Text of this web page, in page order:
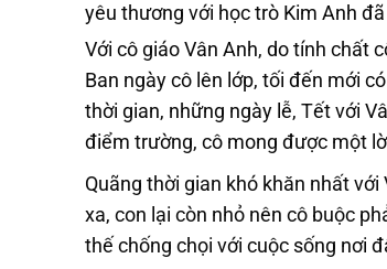
yêu thương với học trò Kim Anh
Với cô giáo Vân Anh, do tính chất
Ban ngày cô lên lớp, tối đến mới
thời gian, những ngày lễ, Tết với
điểm trường, cô mong được một
Quãng thời gian khó khăn nhất
xa, con lại còn nhỏ nên cô buộc
thế chống chọi với cuộc sống nơi